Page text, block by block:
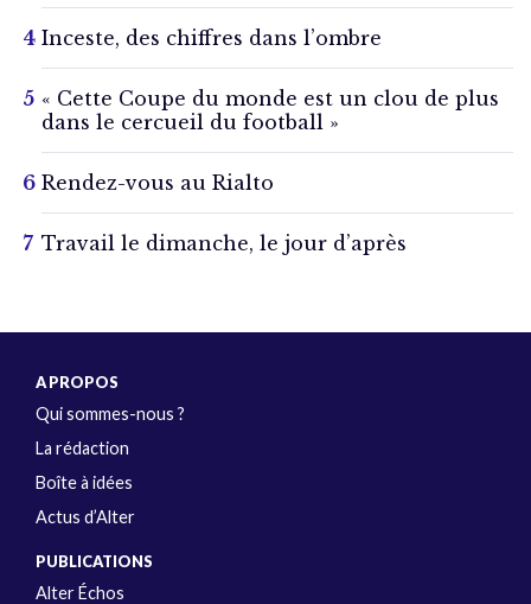
Inceste, des chiffres dans l’ombre
« Cette Coupe du monde est un clou de plus
dans le cercueil du football »
Rendez-vous au Rialto
Travail le dimanche, le jour d’après
A PROPOS
Qui sommes-nous ?
La rédaction
Boîte à idées
Actus d’Alter
PUBLICATIONS
Alter Échos